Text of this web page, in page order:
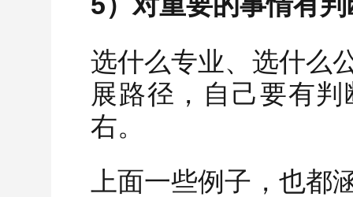
选什么专业、选什么
展路径，自己要有
右。
上面一些例子，也都